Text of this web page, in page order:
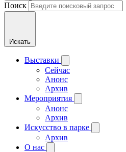
Поиск
Искать
Выставки
Сейчас
Анонс
Архив
Мероприятия
Анонс
Архив
Искусство в парке
Архив
О нас